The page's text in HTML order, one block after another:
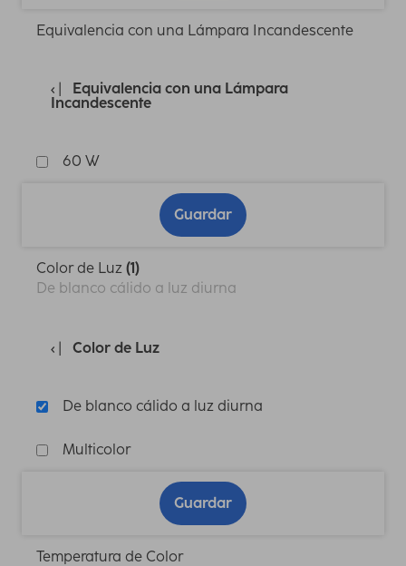
Equivalencia con una Lámpara Incandescente
Equivalencia con una Lámpara
Incandescente
60 W
Guardar
Color de Luz (1)
De blanco cálido a luz diurna
Color de Luz
De blanco cálido a luz diurna
Multicolor
Guardar
Temperatura de Color